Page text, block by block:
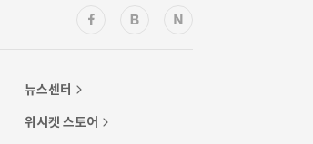
뉴스센터
위시켓 스토어